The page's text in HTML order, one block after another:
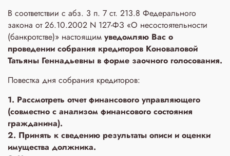
В соответствии с абз. 3 п. 7 ст. 213.8 Федерального
закона от 26.10.2002 N 127-ФЗ «О несостоятельности
(банкротстве)» настоящим уведомляю Вас о
проведении собрания кредиторов Коноваловой
Татьяны Геннадьевны в форме заочного голосования.
Повестка дня собрания кредиторов:
1. Рассмотреть отчет финансового управляющего
(совместно с анализом финансового состояния
гражданина).
2. Принять к сведению результаты описи и оценки
имущества должника.